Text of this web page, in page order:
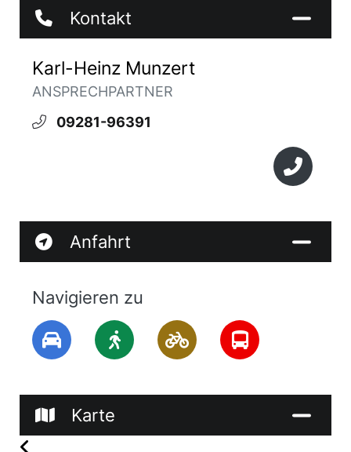
Kontakt
Karl-Heinz Munzert
ANSPRECHPARTNER
09281-96391
Anfahrt
Navigieren zu
Karte